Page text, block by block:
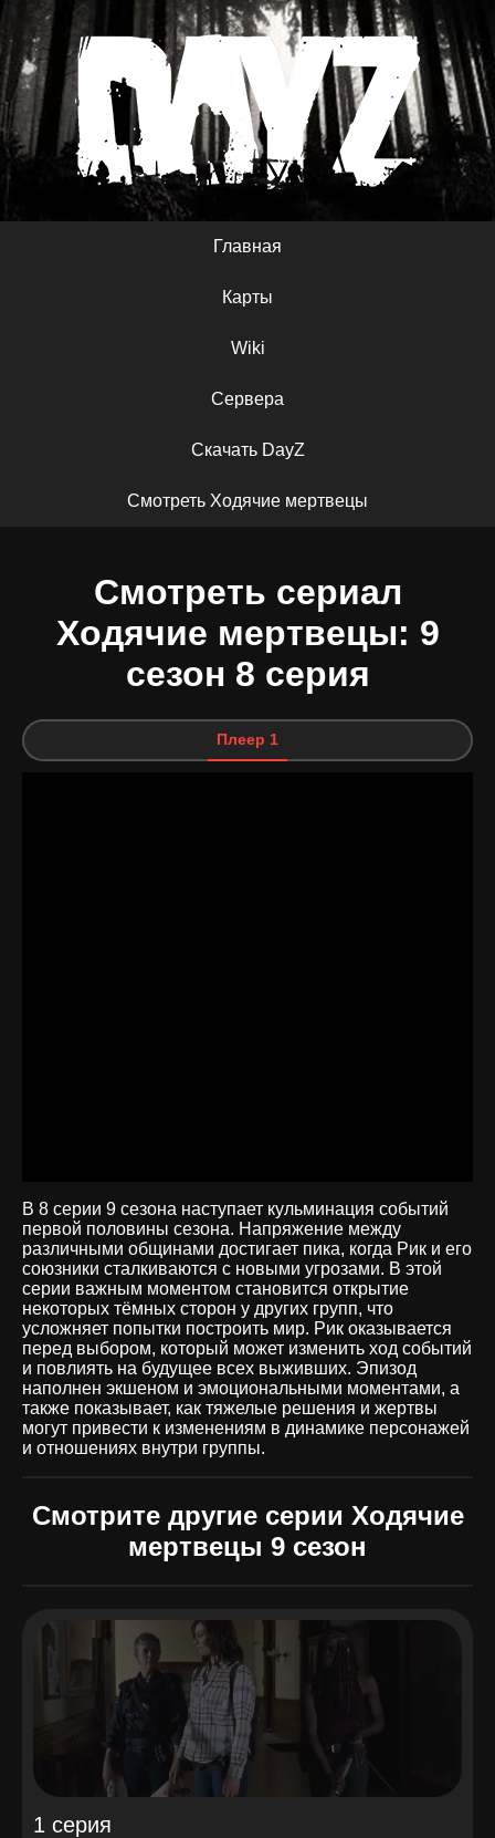
Главная
Карты
Wiki
Сервера
Скачать DayZ
Смотреть Ходячие мертвецы
Смотреть сериал
Ходячие мертвецы: 9
сезон 8 серия
Плеер 1
В 8 серии 9 сезона наступает кульминация событий
первой половины сезона. Напряжение между
различными общинами достигает пика, когда Рик и его
союзники сталкиваются с новыми угрозами. В этой
серии важным моментом становится открытие
некоторых тёмных сторон у других групп, что
усложняет попытки построить мир. Рик оказывается
перед выбором, который может изменить ход событий
и повлиять на будущее всех выживших. Эпизод
наполнен экшеном и эмоциональными моментами, а
также показывает, как тяжелые решения и жертвы
могут привести к изменениям в динамике персонажей
и отношениях внутри группы.
Смотрите другие серии Ходячие
мертвецы 9 сезон
1 серия